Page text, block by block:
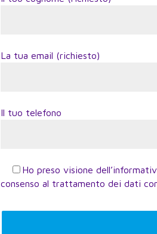
La tua email (richiesto)
Il tuo telefono
Ho preso visione
consenso al trattamento dei dati